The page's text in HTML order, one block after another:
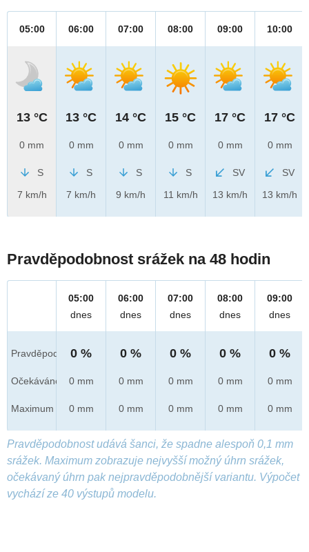
05:00
13 °C
0 mm
S
7 km/h
06:00
13 °C
0 mm
S
7 km/h
07:00
14 °C
0 mm
S
9 km/h
08:00
15 °C
0 mm
S
11 km/h
09:00
17 °C
0 mm
SV
13 km/h
10:00
17 °C
0 mm
SV
13 km/h
Pravděpodobnost srážek na 48 hodin
Pravděpod.
Očekáváno
Maximum
05:00
dnes
0 %
0 mm
0 mm
06:00
dnes
0 %
0 mm
0 mm
07:00
dnes
0 %
0 mm
0 mm
08:00
dnes
0 %
0 mm
0 mm
09:00
dnes
0 %
0 mm
0 mm
Pravděpodobnost udává šanci, že spadne alespoň 0,1 mm
srážek. Maximum zobrazuje nejvyšší možný úhrn srážek,
očekávaný úhrn pak nejpravděpodobnější variantu. Výpočet
vychází ze 40 výstupů modelu.